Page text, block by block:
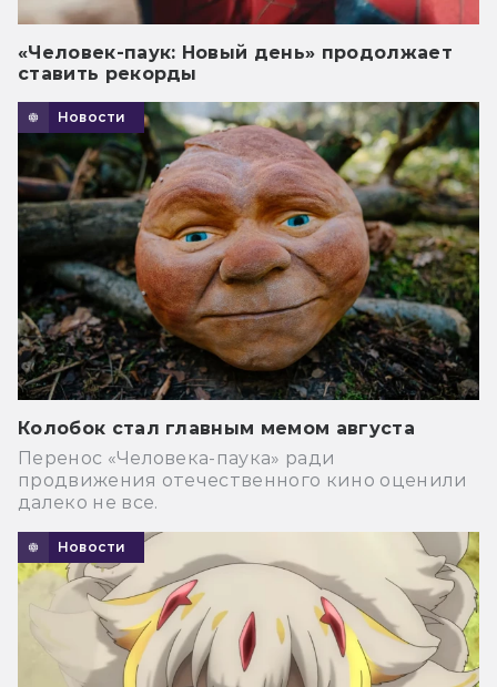
«Человек-паук: Новый день» продолжает
ставить рекорды
Новости
Колобок стал главным мемом августа
Перенос «Человека-паука» ради
продвижения отечественного кино оценили
далеко не все.
Новости